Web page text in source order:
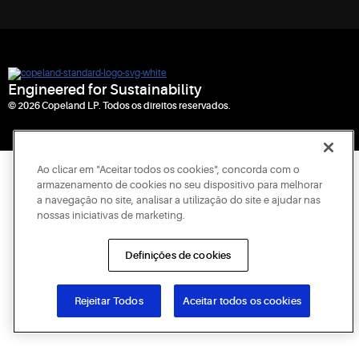
Engineered for Sustainability
© 2026 Copeland LP. Todos os direitos reservados.
Ao clicar em "Aceitar todos os cookies", concorda com o
armazenamento de cookies no seu dispositivo para melhorar
a navegação no site, analisar a utilização do site e ajudar nas
nossas iniciativas de marketing.
Definições de cookies
Rejeitar Todos Aceitar todos os cookies